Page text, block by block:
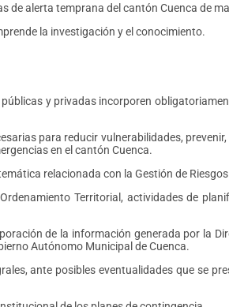
de alerta temprana del cantón Cuenca de
la investigación y el conocimiento.
y privadas incorporen
para reducir vulnerabilidades,
en el cantón Cuenca.
relacionada con la Gestión de
Territorial, actividades de
de la información generada por la
Autónomo Municipal de Cuenca.
ante posibles eventualidades que se